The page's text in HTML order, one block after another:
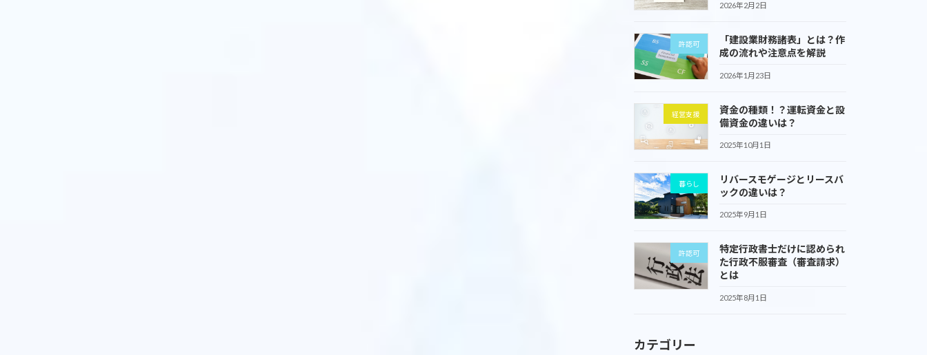
2026年2月2日
許認可
「建設業財務諸表」とは？作
成の流れや注意点を解説
2026年1月23日
経営支援
資金の種類！？運転資金と設
備資金の違いは？
2025年10月1日
暮らし
リバースモゲージとリースバ
ックの違いは？
2025年9月1日
許認可
特定行政書士だけに認められ
た行政不服審査（審査請求）
とは
2025年8月1日
カテゴリー